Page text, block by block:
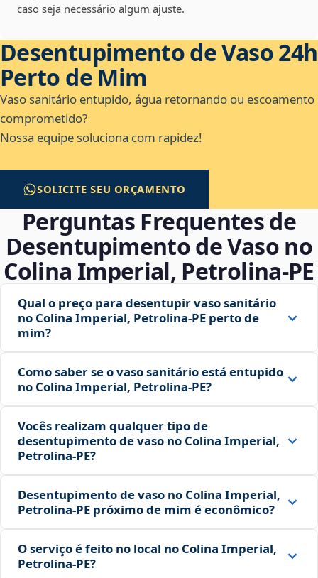
caso seja necessário algum ajuste.
Desentupimento de Vaso 24h
Perto de Mim
Vaso sanitário entupido, água retornando ou escoamento
comprometido?
Nossa equipe soluciona com rapidez!
SOLICITE SEU ORÇAMENTO
Perguntas Frequentes de
Desentupimento de Vaso no
Colina Imperial, Petrolina‑PE
Qual o preço para desentupir vaso sanitário
no Colina Imperial, Petrolina‑PE perto de
mim?
Como saber se o vaso sanitário está entupido
no Colina Imperial, Petrolina‑PE?
Vocês realizam qualquer tipo de
desentupimento de vaso no Colina Imperial,
Petrolina‑PE?
Desentupimento de vaso no Colina Imperial,
Petrolina‑PE próximo de mim é econômico?
O serviço é feito no local no Colina Imperial,
Petrolina‑PE?